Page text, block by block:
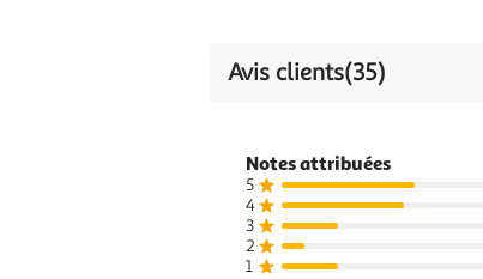
Avis clients(35)
Notes attribuées
5
4
3
2
1